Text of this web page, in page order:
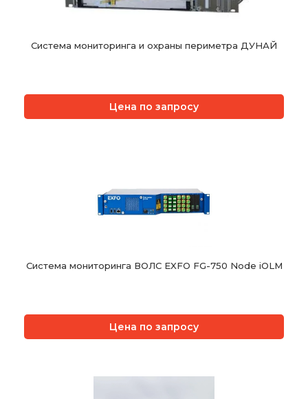
Система мониторинга и охраны периметра ДУНАЙ
Цена по запросу
Система мониторинга ВОЛС EXFO FG-750 Node iOLM
Цена по запросу